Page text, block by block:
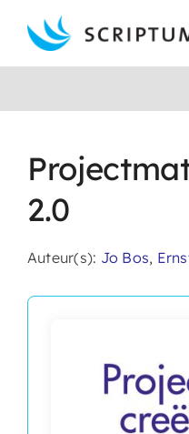
content
Boeken
Auteurs
2.0
Auteur(s): Jo Bos,